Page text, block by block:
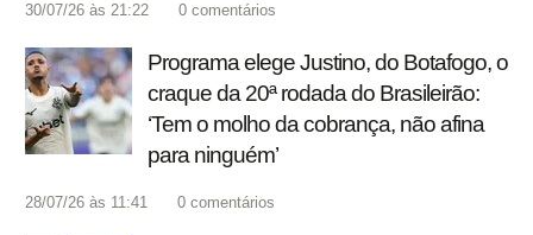
30/07/26 às 21:22 0 comentários
Programa elege Justino, do Botafogo, o
craque da 20ª rodada do Brasileirão:
‘Tem o molho da cobrança, não afina
para ninguém’
28/07/26 às 11:41 0 comentários